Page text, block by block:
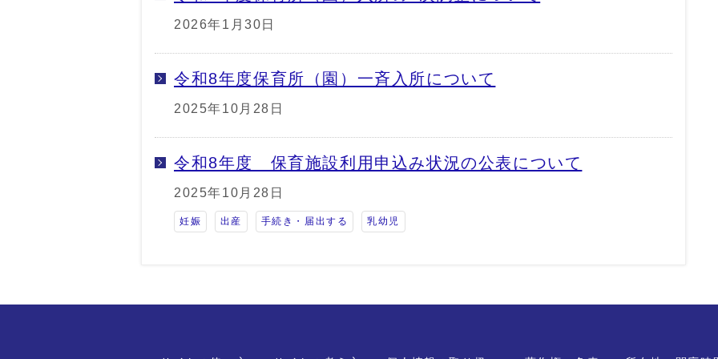
2026年1月30日
令和8年度保育所（園）一斉入所について
2025年10月28日
令和8年度 保育施設利用申込み状況の公表について
2025年10月28日
妊娠 出産 手続き・届出する 乳幼児